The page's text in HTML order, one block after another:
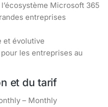
Microsoft 365
entreprises
et évolutive
les entreprises au
et du tarif
– Monthly